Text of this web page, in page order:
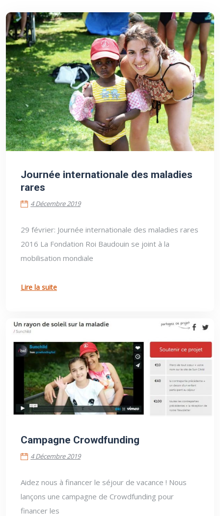
4 Décembre 2019
Journée internationale des maladies
rares
4 Décembre 2019
29 février: Journée internationale des maladies rares
2016 La Fondation Roi Baudouin se joint à la
mobilisation mondiale
Lire la suite
4 Décembre 2019
Campagne Crowdfunding
4 Décembre 2019
Aidez nous à financer le séjour de vacance ! Nous
lançons une campagne de Crowdfunding pour
financer les